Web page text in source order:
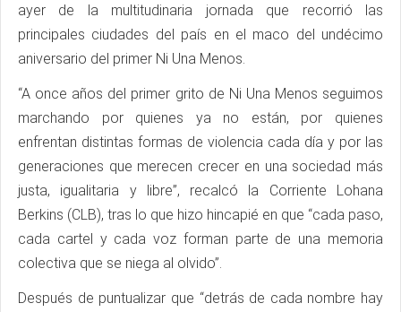
ayer de la multitudinaria jornada que recorrió las
principales ciudades del país en el maco del undécimo
aniversario del primer Ni Una Menos.
“A once años del primer grito de Ni Una Menos seguimos
marchando por quienes ya no están, por quienes
enfrentan distintas formas de violencia cada día y por las
generaciones que merecen crecer en una sociedad más
justa, igualitaria y libre”, recalcó la Corriente Lohana
Berkins (CLB), tras lo que hizo hincapié en que “cada paso,
cada cartel y cada voz forman parte de una memoria
colectiva que se niega al olvido”.
Después de puntualizar que “detrás de cada nombre hay